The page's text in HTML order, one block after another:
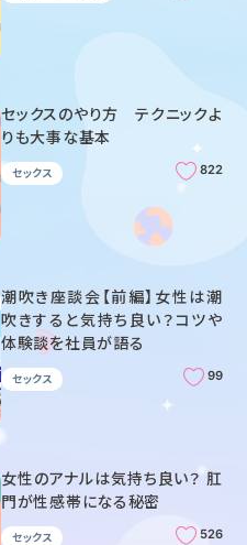
セックスのやり方 テクニックよ
りも大事な基本
セックス 822
潮吹き座談会【前編】女性は潮
吹きすると気持ち良い？コツや
体験談を社員が語る
セックス 99
女性のアナルは気持ち良い？ 肛
門が性感帯になる秘密
セックス 526